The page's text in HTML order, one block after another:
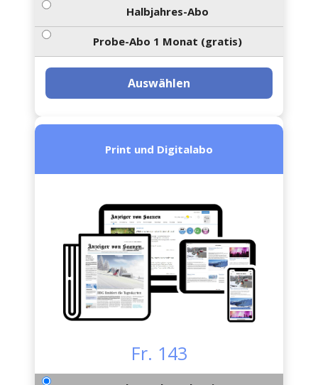
Halbjahres-Abo
Probe-Abo 1 Monat (gratis)
Auswählen
Print und Digitalabo
Fr. 143